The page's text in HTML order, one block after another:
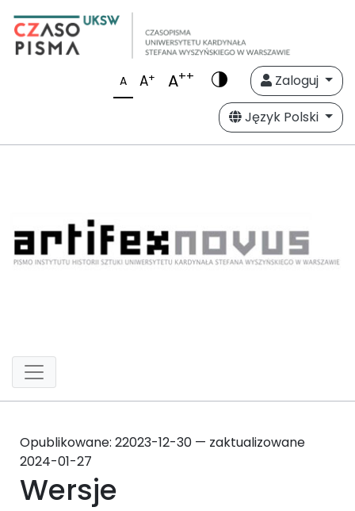
A A+ A++
Zaloguj
Język Polski
Opublikowane: 22023-12-30 — zaktualizowane
2024-01-27
Wersje